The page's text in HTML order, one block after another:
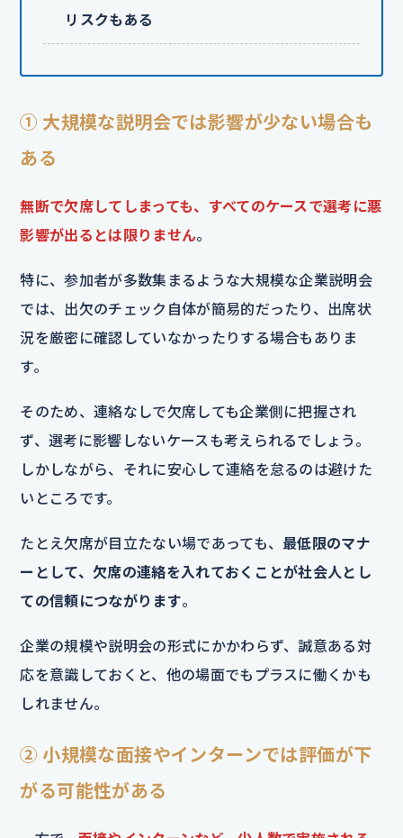
リスクもある
① 大規模な説明会では影響が少ない場合も
ある
無断で欠席してしまっても、すべてのケースで選考に悪
影響が出るとは限りません。
特に、参加者が多数集まるような大規模な企業説明会
では、出欠のチェック自体が簡易的だったり、出席状
況を厳密に確認していなかったりする場合もありま
す。
そのため、連絡なしで欠席しても企業側に把握され
ず、選考に影響しないケースも考えられるでしょう。
しかしながら、それに安心して連絡を怠るのは避けた
いところです。
たとえ欠席が目立たない場であっても、 最低限のマナ
ーとして、欠席の連絡を入れておくことが社会人とし
ての信頼につながります。
企業の規模や説明会の形式にかかわらず、誠意ある対
応を意識しておくと、他の場面でもプラスに働くかも
しれません。
② 小規模な面接やインターンでは評価が下
がる可能性がある